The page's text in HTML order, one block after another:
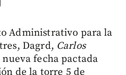
Administrativo para la
Dagrd, Carlos
fecha pactada
de la torre 5 de